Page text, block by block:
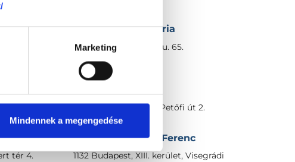
Marketing
Mindennek a megengedése
Dr. Cselyoszki Mária
4644 Mándok, Petőfi u. 65.
4. 3182 Karancslapujtő, Petőfi út 2.
tér 4.
Dr. Cserép Gábor Ferenc
1132 Budapest, XIII. kerület, Visegrádi